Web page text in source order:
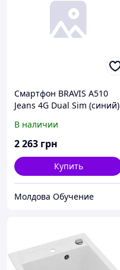
Смартфон BRAVIS A510
Jeans 4G Dual Sim (синий)
В наличии
2 263 грн
Купить
Молдова Обучение